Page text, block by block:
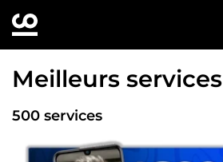
Meilleurs services
500 services